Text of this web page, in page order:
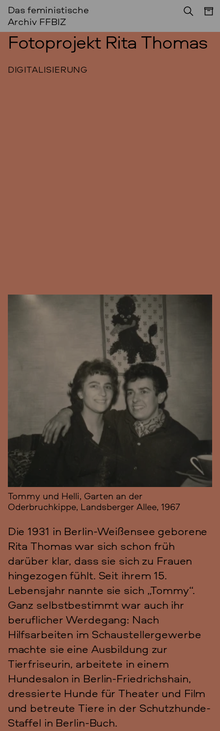
Das feministische
Archiv FFBIZ
Fotoprojekt Rita Thomas
DIGITALISIERUNG
Tommy und Helli, Garten an der
Oderbruchkippe, Landsberger Allee, 1967
Die 1931 in Berlin-Weißensee geborene
Rita Thomas war sich schon früh
darüber klar, dass sie sich zu Frauen
hingezogen fühlt. Seit ihrem 15.
Lebensjahr nannte sie sich „Tommy“.
Ganz selbstbestimmt war auch ihr
beruflicher Werdegang: Nach
Hilfsarbeiten im Schaustellergewerbe
machte sie eine Ausbildung zur
Tierfriseurin, arbeitete in einem
Hundesalon in Berlin-Friedrichshain,
dressierte Hunde für Theater und Film
und betreute Tiere in der Schutzhunde-
Staffel in Berlin-Buch.